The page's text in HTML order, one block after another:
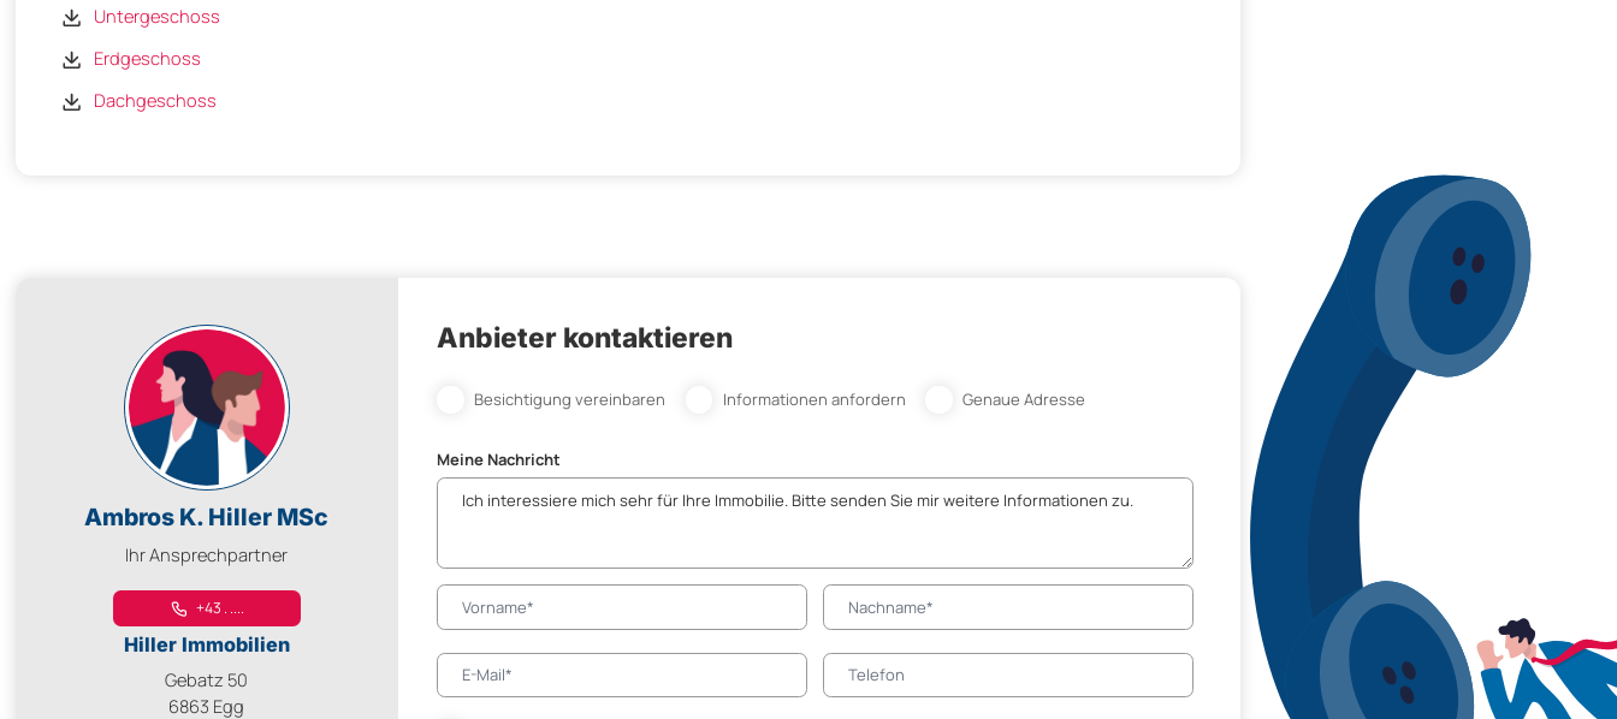
Untergeschoss
Erdgeschoss
Dachgeschoss
Ambros K. Hiller MSc
Ihr Ansprechpartner
+43 . ....
Hiller Immobilien
Gebatz 50
6863 Egg
Anbieter kontaktieren
Besichtigung vereinbaren Informationen anfordern Genaue Adresse
Meine Nachricht